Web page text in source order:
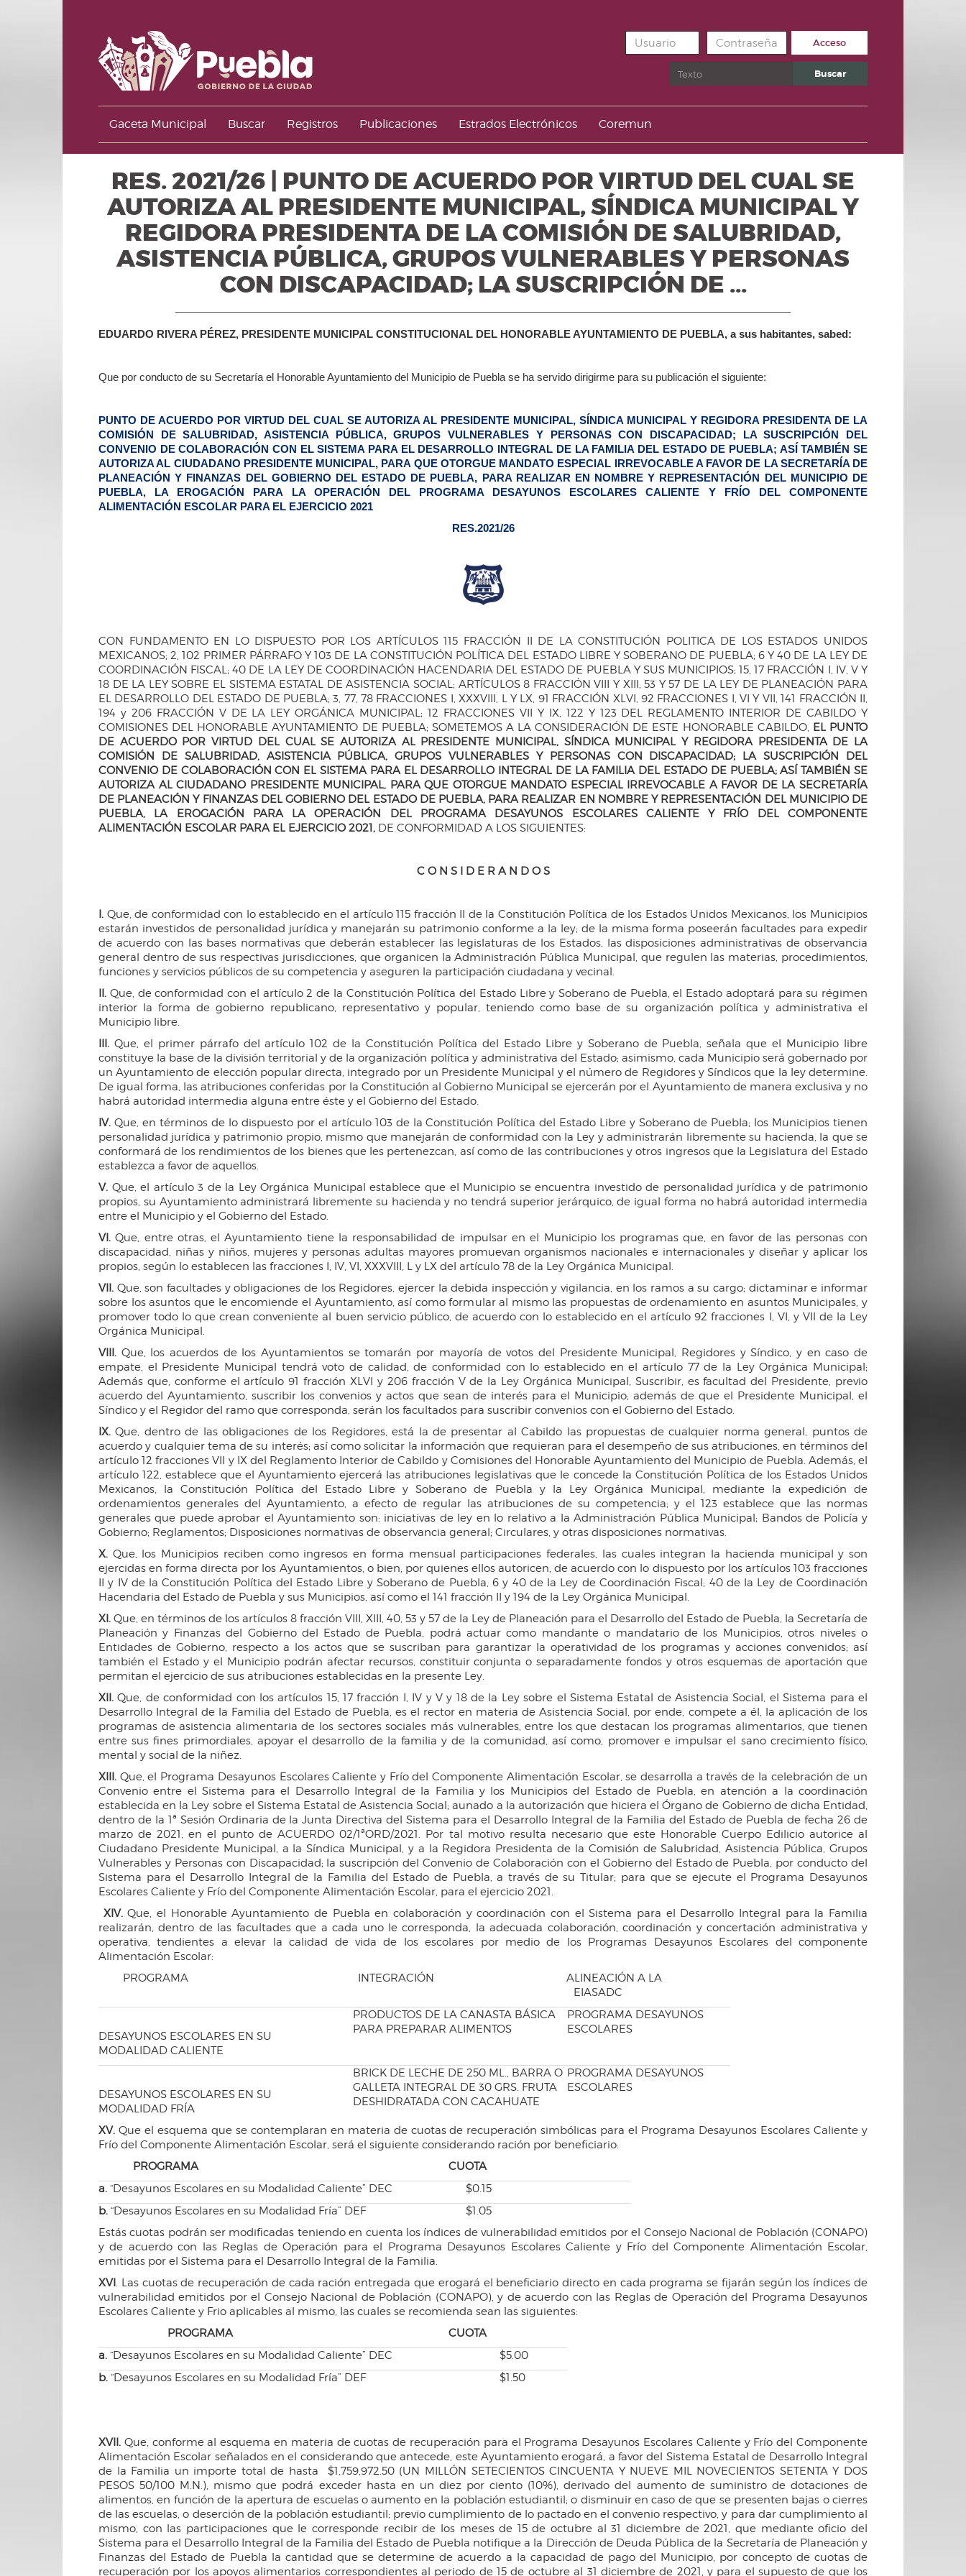
Acceso
Buscar Buscar
Gaceta Municipal Buscar Registros Publicaciones Estrados Electrónicos Coremun
RES. 2021/26 | PUNTO DE ACUERDO POR VIRTUD DEL CUAL SE
AUTORIZA AL PRESIDENTE MUNICIPAL, SÍNDICA MUNICIPAL Y
REGIDORA PRESIDENTA DE LA COMISIÓN DE SALUBRIDAD,
ASISTENCIA PÚBLICA, GRUPOS VULNERABLES Y PERSONAS
CON DISCAPACIDAD; LA SUSCRIPCIÓN DE ...
EDUARDO RIVERA PÉREZ, PRESIDENTE MUNICIPAL CONSTITUCIONAL DEL HONORABLE AYUNTAMIENTO DE PUEBLA, a sus habitantes, sabed:
Que por conducto de su Secretaría el Honorable Ayuntamiento del Municipio de Puebla se ha servido dirigirme para su publicación el siguiente:
PUNTO DE ACUERDO POR VIRTUD DEL CUAL SE AUTORIZA AL PRESIDENTE MUNICIPAL, SÍNDICA MUNICIPAL Y REGIDORA PRESIDENTA DE LA
COMISIÓN DE SALUBRIDAD, ASISTENCIA PÚBLICA, GRUPOS VULNERABLES Y PERSONAS CON DISCAPACIDAD; LA SUSCRIPCIÓN DEL
CONVENIO DE COLABORACIÓN CON EL SISTEMA PARA EL DESARROLLO INTEGRAL DE LA FAMILIA DEL ESTADO DE PUEBLA; ASÍ TAMBIÉN SE
AUTORIZA AL CIUDADANO PRESIDENTE MUNICIPAL, PARA QUE OTORGUE MANDATO ESPECIAL IRREVOCABLE A FAVOR DE LA SECRETARÍA DE
PLANEACIÓN Y FINANZAS DEL GOBIERNO DEL ESTADO DE PUEBLA, PARA REALIZAR EN NOMBRE Y REPRESENTACIÓN DEL MUNICIPIO DE
PUEBLA, LA EROGACIÓN PARA LA OPERACIÓN DEL PROGRAMA DESAYUNOS ESCOLARES CALIENTE Y FRÍO DEL COMPONENTE
ALIMENTACIÓN ESCOLAR PARA EL EJERCICIO 2021
RES.2021/26
CON FUNDAMENTO EN LO DISPUESTO POR LOS ARTÍCULOS 115 FRACCIÓN II DE LA CONSTITUCIÓN POLITICA DE LOS ESTADOS UNIDOS
MEXICANOS; 2, 102 PRIMER PÁRRAFO Y 103 DE LA CONSTITUCIÓN POLÍTICA DEL ESTADO LIBRE Y SOBERANO DE PUEBLA; 6 Y 40 DE LA LEY DE
COORDINACIÓN FISCAL; 40 DE LA LEY DE COORDINACIÓN HACENDARIA DEL ESTADO DE PUEBLA Y SUS MUNICIPIOS; 15, 17 FRACCIÓN I, IV, V Y
18 DE LA LEY SOBRE EL SISTEMA ESTATAL DE ASISTENCIA SOCIAL; ARTÍCULOS 8 FRACCIÓN VIII Y XIII, 53 Y 57 DE LA LEY DE PLANEACIÓN PARA
EL DESARROLLO DEL ESTADO DE PUEBLA; 3, 77, 78 FRACCIONES I, XXXVIII, L Y LX, 91 FRACCIÓN XLVI, 92 FRACCIONES I, VI Y VII, 141 FRACCIÓN II,
194 y 206 FRACCIÓN V DE LA LEY ORGÁNICA MUNICIPAL; 12 FRACCIONES VII Y IX, 122 Y 123 DEL REGLAMENTO INTERIOR DE CABILDO Y
COMISIONES DEL HONORABLE AYUNTAMIENTO DE PUEBLA; SOMETEMOS A LA CONSIDERACIÓN DE ESTE HONORABLE CABILDO, EL PUNTO
DE ACUERDO POR VIRTUD DEL CUAL SE AUTORIZA AL PRESIDENTE MUNICIPAL, SÍNDICA MUNICIPAL Y REGIDORA PRESIDENTA DE LA
COMISIÓN DE SALUBRIDAD, ASISTENCIA PÚBLICA, GRUPOS VULNERABLES Y PERSONAS CON DISCAPACIDAD; LA SUSCRIPCIÓN DEL
CONVENIO DE COLABORACIÓN CON EL SISTEMA PARA EL DESARROLLO INTEGRAL DE LA FAMILIA DEL ESTADO DE PUEBLA; ASÍ TAMBIÉN SE
AUTORIZA AL CIUDADANO PRESIDENTE MUNICIPAL, PARA QUE OTORGUE MANDATO ESPECIAL IRREVOCABLE A FAVOR DE LA SECRETARÍA
DE PLANEACIÓN Y FINANZAS DEL GOBIERNO DEL ESTADO DE PUEBLA, PARA REALIZAR EN NOMBRE Y REPRESENTACIÓN DEL MUNICIPIO DE
PUEBLA, LA EROGACIÓN PARA LA OPERACIÓN DEL PROGRAMA DESAYUNOS ESCOLARES CALIENTE Y FRÍO DEL COMPONENTE
ALIMENTACIÓN ESCOLAR PARA EL EJERCICIO 2021, DE CONFORMIDAD A LOS SIGUIENTES:
C O N S I D E R A N D O S
I. Que, de conformidad con lo establecido en el artículo 115 fracción II de la Constitución Política de los Estados Unidos Mexicanos, los Municipios
estarán investidos de personalidad jurídica y manejarán su patrimonio conforme a la ley; de la misma forma poseerán facultades para expedir
de acuerdo con las bases normativas que deberán establecer las legislaturas de los Estados, las disposiciones administrativas de observancia
general dentro de sus respectivas jurisdicciones, que organicen la Administración Pública Municipal, que regulen las materias, procedimientos,
funciones y servicios públicos de su competencia y aseguren la participación ciudadana y vecinal.
II. Que, de conformidad con el artículo 2 de la Constitución Política del Estado Libre y Soberano de Puebla, el Estado adoptará para su régimen
interior la forma de gobierno republicano, representativo y popular, teniendo como base de su organización política y administrativa el
Municipio libre.
III. Que, el primer párrafo del artículo 102 de la Constitución Política del Estado Libre y Soberano de Puebla, señala que el Municipio libre
constituye la base de la división territorial y de la organización política y administrativa del Estado; asimismo, cada Municipio será gobernado por
un Ayuntamiento de elección popular directa, integrado por un Presidente Municipal y el número de Regidores y Síndicos que la ley determine.
De igual forma, las atribuciones conferidas por la Constitución al Gobierno Municipal se ejercerán por el Ayuntamiento de manera exclusiva y no
habrá autoridad intermedia alguna entre éste y el Gobierno del Estado.
IV. Que, en términos de lo dispuesto por el artículo 103 de la Constitución Política del Estado Libre y Soberano de Puebla; los Municipios tienen
personalidad jurídica y patrimonio propio, mismo que manejarán de conformidad con la Ley y administrarán libremente su hacienda, la que se
conformará de los rendimientos de los bienes que les pertenezcan, así como de las contribuciones y otros ingresos que la Legislatura del Estado
establezca a favor de aquellos.
V. Que, el artículo 3 de la Ley Orgánica Municipal establece que el Municipio se encuentra investido de personalidad jurídica y de patrimonio
propios, su Ayuntamiento administrará libremente su hacienda y no tendrá superior jerárquico, de igual forma no habrá autoridad intermedia
entre el Municipio y el Gobierno del Estado.
VI. Que, entre otras, el Ayuntamiento tiene la responsabilidad de impulsar en el Municipio los programas que, en favor de las personas con
discapacidad, niñas y niños, mujeres y personas adultas mayores promuevan organismos nacionales e internacionales y diseñar y aplicar los
propios, según lo establecen las fracciones I, IV, VI, XXXVIII, L y LX del artículo 78 de la Ley Orgánica Municipal.
VII. Que, son facultades y obligaciones de los Regidores, ejercer la debida inspección y vigilancia, en los ramos a su cargo; dictaminar e informar
sobre los asuntos que le encomiende el Ayuntamiento, así como formular al mismo las propuestas de ordenamiento en asuntos Municipales, y
promover todo lo que crean conveniente al buen servicio público, de acuerdo con lo establecido en el artículo 92 fracciones I, VI, y VIl de la Ley
Orgánica Municipal.
VIII. Que, los acuerdos de los Ayuntamientos se tomarán por mayoría de votos del Presidente Municipal, Regidores y Síndico, y en caso de
empate, el Presidente Municipal tendrá voto de calidad, de conformidad con lo establecido en el artículo 77 de la Ley Orgánica Municipal;
Además que, conforme el artículo 91 fracción XLVI y 206 fracción V de la Ley Orgánica Municipal, Suscribir, es facultad del Presidente, previo
acuerdo del Ayuntamiento, suscribir los convenios y actos que sean de interés para el Municipio; además de que el Presidente Municipal, el
Síndico y el Regidor del ramo que corresponda, serán los facultados para suscribir convenios con el Gobierno del Estado.
IX. Que, dentro de las obligaciones de los Regidores, está la de presentar al Cabildo las propuestas de cualquier norma general, puntos de
acuerdo y cualquier tema de su interés; así como solicitar la información que requieran para el desempeño de sus atribuciones, en términos del
artículo 12 fracciones VII y IX del Reglamento Interior de Cabildo y Comisiones del Honorable Ayuntamiento del Municipio de Puebla. Además, el
artículo 122, establece que el Ayuntamiento ejercerá las atribuciones legislativas que le concede la Constitución Política de los Estados Unidos
Mexicanos, la Constitución Política del Estado Libre y Soberano de Puebla y la Ley Orgánica Municipal, mediante la expedición de
ordenamientos generales del Ayuntamiento, a efecto de regular las atribuciones de su competencia; y el 123 establece que las normas
generales que puede aprobar el Ayuntamiento son: iniciativas de ley en lo relativo a la Administración Pública Municipal; Bandos de Policía y
Gobierno; Reglamentos; Disposiciones normativas de observancia general; Circulares, y otras disposiciones normativas.
X. Que, los Municipios reciben como ingresos en forma mensual participaciones federales, las cuales integran la hacienda municipal y son
ejercidas en forma directa por los Ayuntamientos, o bien, por quienes ellos autoricen, de acuerdo con lo dispuesto por los artículos 103 fracciones
II y IV de la Constitución Política del Estado Libre y Soberano de Puebla, 6 y 40 de la Ley de Coordinación Fiscal; 40 de la Ley de Coordinación
Hacendaria del Estado de Puebla y sus Municipios, así como el 141 fracción II y 194 de la Ley Orgánica Municipal.
XI. Que, en términos de los artículos 8 fracción VIII, XIII, 40, 53 y 57 de la Ley de Planeación para el Desarrollo del Estado de Puebla, la Secretaría de
Planeación y Finanzas del Gobierno del Estado de Puebla, podrá actuar como mandante o mandatario de los Municipios, otros niveles o
Entidades de Gobierno, respecto a los actos que se suscriban para garantizar la operatividad de los programas y acciones convenidos; así
también el Estado y el Municipio podrán afectar recursos, constituir conjunta o separadamente fondos y otros esquemas de aportación que
permitan el ejercicio de sus atribuciones establecidas en la presente Ley.
XII. Que, de conformidad con los artículos 15, 17 fracción I, IV y V y 18 de la Ley sobre el Sistema Estatal de Asistencia Social, el Sistema para el
Desarrollo Integral de la Familia del Estado de Puebla, es el rector en materia de Asistencia Social, por ende, compete a él, la aplicación de los
programas de asistencia alimentaria de los sectores sociales más vulnerables, entre los que destacan los programas alimentarios, que tienen
entre sus fines primordiales, apoyar el desarrollo de la familia y de la comunidad, así como, promover e impulsar el sano crecimiento físico,
mental y social de la niñez.
XIII. Que, el Programa Desayunos Escolares Caliente y Frío del Componente Alimentación Escolar, se desarrolla a través de la celebración de un
Convenio entre el Sistema para el Desarrollo Integral de la Familia y los Municipios del Estado de Puebla, en atención a la coordinación
establecida en la Ley sobre el Sistema Estatal de Asistencia Social; aunado a la autorización que hiciera el Órgano de Gobierno de dicha Entidad,
dentro de la 1ª Sesión Ordinaria de la Junta Directiva del Sistema para el Desarrollo Integral de la Familia del Estado de Puebla de fecha 26 de
marzo de 2021, en el punto de ACUERDO 02/1ªORD/2021. Por tal motivo resulta necesario que este Honorable Cuerpo Edilicio autorice al
Ciudadano Presidente Municipal, a la Síndica Municipal, y a la Regidora Presidenta de la Comisión de Salubridad, Asistencia Pública, Grupos
Vulnerables y Personas con Discapacidad; la suscripción del Convenio de Colaboración con el Gobierno del Estado de Puebla, por conducto del
Sistema para el Desarrollo Integral de la Familia del Estado de Puebla, a través de su Titular; para que se ejecute el Programa Desayunos
Escolares Caliente y Frío del Componente Alimentación Escolar, para el ejercicio 2021.
XIV.Que, el Honorable Ayuntamiento de Puebla en colaboración y coordinación con el Sistema para el Desarrollo Integral para la Familia
realizarán, dentro de las facultades que a cada uno le corresponda, la adecuada colaboración, coordinación y concertación administrativa y
operativa, tendientes a elevar la calidad de vida de los escolares por medio de los Programas Desayunos Escolares del componente
Alimentación Escolar:
PROGRAMA INTEGRACIÓN ALINEACIÓN A LA
EIASADC
DESAYUNOS ESCOLARES EN SU
MODALIDAD CALIENTE
PRODUCTOS DE LA CANASTA BÁSICA
PARA PREPARAR ALIMENTOS
PROGRAMA DESAYUNOS
ESCOLARES
DESAYUNOS ESCOLARES EN SU
MODALIDAD FRÍA
BRICK DE LECHE DE 250 ML., BARRA O
GALLETA INTEGRAL DE 30 GRS. FRUTA
DESHIDRATADA CON CACAHUATE
PROGRAMA DESAYUNOS
ESCOLARES
XV. Que el esquema que se contemplaran en materia de cuotas de recuperación simbólicas para el Programa Desayunos Escolares Caliente y
Frío del Componente Alimentación Escolar, será el siguiente considerando ración por beneficiario:
PROGRAMA CUOTA
a. “Desayunos Escolares en su Modalidad Caliente” DEC
$0.15
b. “Desayunos Escolares en su Modalidad Fría” DEF
$1.05
Estás cuotas podrán ser modificadas teniendo en cuenta los índices de vulnerabilidad emitidos por el Consejo Nacional de Población (CONAPO)
y de acuerdo con las Reglas de Operación para el Programa Desayunos Escolares Caliente y Frío del Componente Alimentación Escolar,
emitidas por el Sistema para el Desarrollo Integral de la Familia.
XVI. Las cuotas de recuperación de cada ración entregada que erogará el beneficiario directo en cada programa se fijarán según los índices de
vulnerabilidad emitidos por el Consejo Nacional de Población (CONAPO), y de acuerdo con las Reglas de Operación del Programa Desayunos
Escolares Caliente y Frio aplicables al mismo, las cuales se recomienda sean las siguientes:
PROGRAMA CUOTA
a. “Desayunos Escolares en su Modalidad Caliente” DEC
$5.00
b. “Desayunos Escolares en su Modalidad Fría” DEF $1.50
XVII. Que, conforme al esquema en materia de cuotas de recuperación para el Programa Desayunos Escolares Caliente y Frío del Componente
Alimentación Escolar señalados en el considerando que antecede, este Ayuntamiento erogará, a favor del Sistema Estatal de Desarrollo Integral
de la Familia un importe total de hasta $1,759,972.50 (UN MILLÓN SETECIENTOS CINCUENTA Y NUEVE MIL NOVECIENTOS SETENTA Y DOS
PESOS 50/100 M.N.), mismo que podrá exceder hasta en un diez por ciento (10%), derivado del aumento de suministro de dotaciones de
alimentos, en función de la apertura de escuelas o aumento en la población estudiantil; o disminuir en caso de que se presenten bajas o cierres
de las escuelas, o deserción de la población estudiantil; previo cumplimiento de lo pactado en el convenio respectivo, y para dar cumplimiento al
mismo, con las participaciones que le corresponde recibir de los meses de 15 de octubre al 31 diciembre de 2021, que mediante oficio del
Sistema para el Desarrollo Integral de la Familia del Estado de Puebla notifique a la Dirección de Deuda Pública de la Secretaría de Planeación y
Finanzas del Estado de Puebla la cantidad que se determine de acuerdo a la capacidad de pago del Municipio, por concepto de cuotas de
recuperación por los apoyos alimentarios correspondientes al periodo de 15 de octubre al 31 diciembre de 2021, y para el supuesto de que los